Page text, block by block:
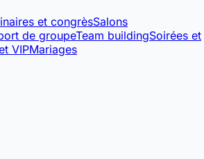
et congrèsSalons
de groupeTeam buildingSoirées et
VIPMariages